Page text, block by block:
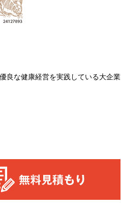
良な健康経営を実践している大企業